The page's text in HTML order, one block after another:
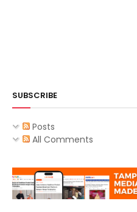
SUBSCRIBE
Posts
All Comments